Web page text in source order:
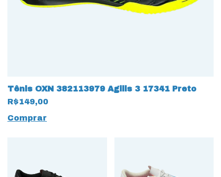
Tênis OXN 382113979 Agilis 3 17341 Preto
R$149,00
Comprar